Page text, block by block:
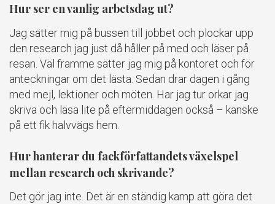
Hur ser en vanlig arbetsdag ut?
Jag sätter mig på bussen till jobbet och plockar upp
den research jag just då håller på med och läser på
resan. Väl framme sätter jag mig på kontoret och för
anteckningar om det lästa. Sedan drar dagen i gång
med mejl, lektioner och möten. Har jag tur orkar jag
skriva och läsa lite på eftermiddagen också – kanske
på ett fik halvvägs hem.
Hur hanterar du fackförfattandets växelspel
mellan research och skrivande?
Det gör jag inte. Det är en ständig kamp att göra det